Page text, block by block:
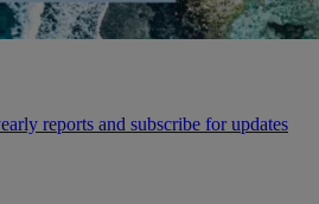
reports and subscribe for updates